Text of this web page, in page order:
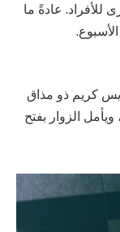
للأفراد. عادةً ما
كريم ذو مذاق
الزوار بفتح